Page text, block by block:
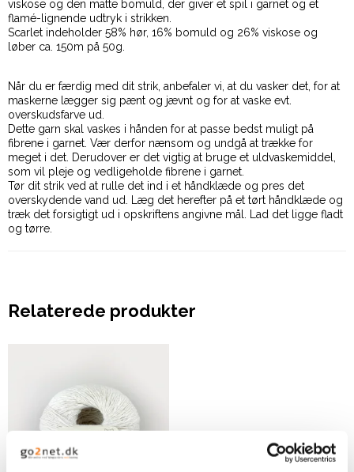
viskose og den matte bomuld, der giver et spil i garnet og et
flamé-lignende udtryk i strikken.
Scarlet indeholder 58% hør, 16% bomuld og 26% viskose og
løber ca. 150m på 50g.
Når du er færdig med dit strik, anbefaler vi, at du vasker det, for at
maskerne lægger sig pænt og jævnt og for at vaske evt.
overskudsfarve ud.
Dette garn skal vaskes i hånden for at passe bedst muligt på
fibrene i garnet. Vær derfor nænsom og undgå at trække for
meget i det. Derudover er det vigtig at bruge et uldvaskemiddel,
som vil pleje og vedligeholde fibrene i garnet.
Tør dit strik ved at rulle det ind i et håndklæde og pres det
overskydende vand ud. Læg det herefter på et tørt håndklæde og
træk det forsigtigt ud i opskriftens angivne mål. Lad det ligge fladt
og tørre.
Relaterede produkter